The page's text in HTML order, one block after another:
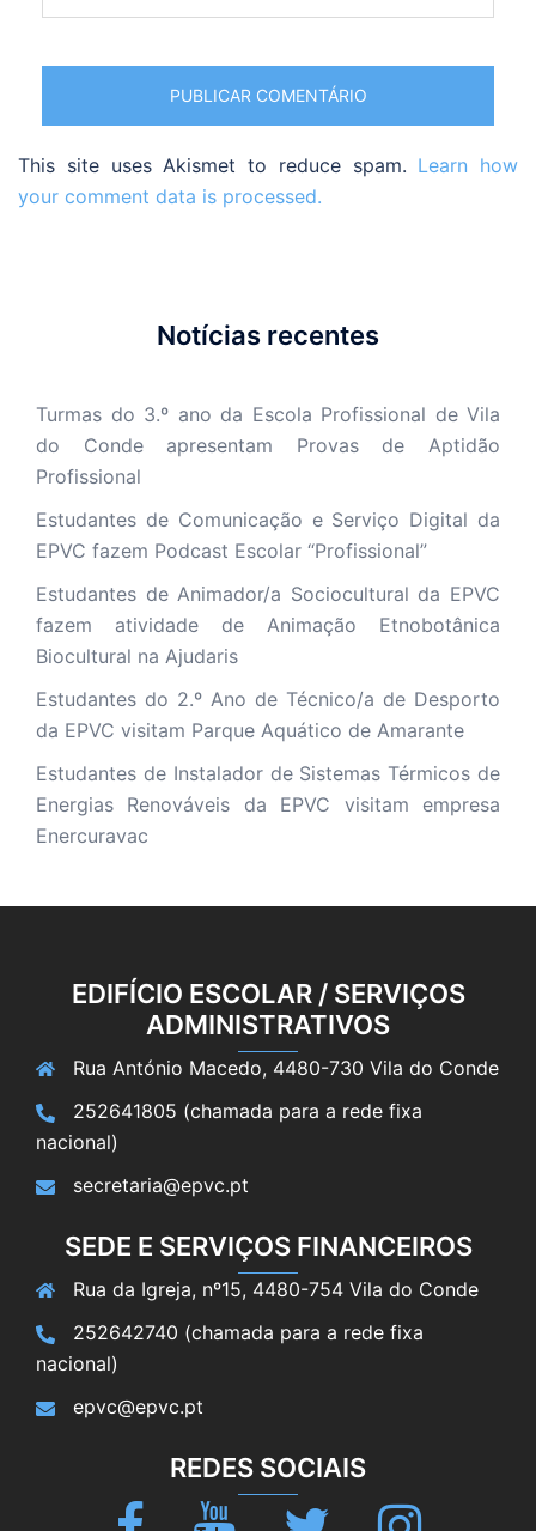
This site uses Akismet to reduce spam. Learn how
your comment data is processed.
Notícias recentes
Turmas do 3.º ano da Escola Profissional de Vila
do Conde apresentam Provas de Aptidão
Profissional
Estudantes de Comunicação e Serviço Digital da
EPVC fazem Podcast Escolar “Profissional”
Estudantes de Animador/a Sociocultural da EPVC
fazem atividade de Animação Etnobotânica
Biocultural na Ajudaris
Estudantes do 2.º Ano de Técnico/a de Desporto
da EPVC visitam Parque Aquático de Amarante
Estudantes de Instalador de Sistemas Térmicos de
Energias Renováveis da EPVC visitam empresa
Enercuravac
EDIFÍCIO ESCOLAR / SERVIÇOS
ADMINISTRATIVOS
Rua António Macedo, 4480-730 Vila do Conde
252641805 (chamada para a rede fixa
nacional)
secretaria@epvc.pt
SEDE E SERVIÇOS FINANCEIROS
Rua da Igreja, nº15, 4480-754 Vila do Conde
252642740 (chamada para a rede fixa
nacional)
epvc@epvc.pt
REDES SOCIAIS
Facebook Youtube Twitter Instagram